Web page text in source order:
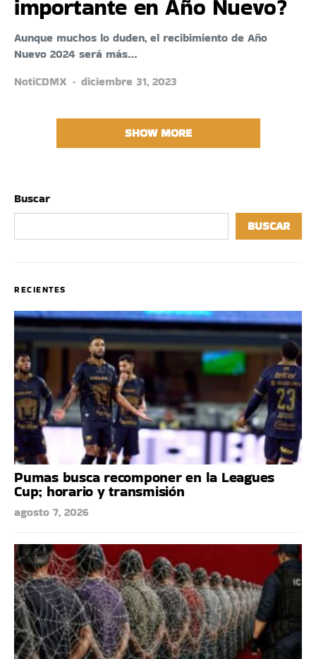
importante en Año Nuevo?
Aunque muchos lo duden, el recibimiento de Año
Nuevo 2024 será más…
NotiCDMX
diciembre 31, 2023
SHOW MORE
Buscar
BUSCAR
RECIENTES
Pumas busca recomponer en la Leagues
Cup; horario y transmisión
agosto 7, 2026